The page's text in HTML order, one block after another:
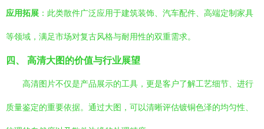
应用拓展 ：此类散件广泛应用于建筑装饰、汽车配件、高端定制家具
等领域，满足市场对复古风格与耐用性的双重需求。
四、 高清大图的价值与行业展望
高清图片不仅是产品展示的工具，更是客户了解工艺细节、进行
质量鉴定的重要依据。通过大图，可以清晰评估镀铜色泽的均匀性、